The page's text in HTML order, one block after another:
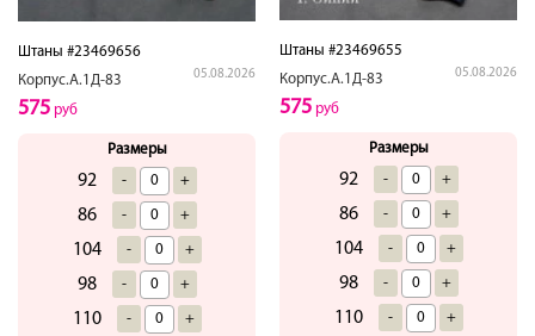
Штаны #23469656
Корпус.А.1Д-83
05.08.2026
575 руб
Размеры
92 - +
86 - +
104 - +
98 - +
110 - +
Штаны #23469655
Корпус.А.1Д-83
05.08.2026
575 руб
Размеры
92 - +
86 - +
104 - +
98 - +
110 - +